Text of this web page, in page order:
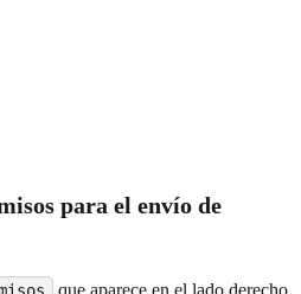
para el envío de